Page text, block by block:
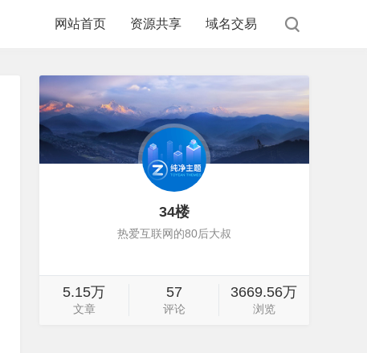
网站首页 资源共享 域名交易
34楼
热爱互联网的80后大叔
5.15万
文章
57
评论
3669.56万
浏览